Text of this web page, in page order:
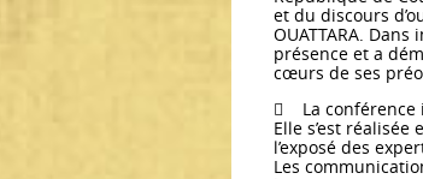
et du discours
OUATTARA.
présence et a
cœurs de ses
 La conférence
Elle s’est
l’exposé des
Les